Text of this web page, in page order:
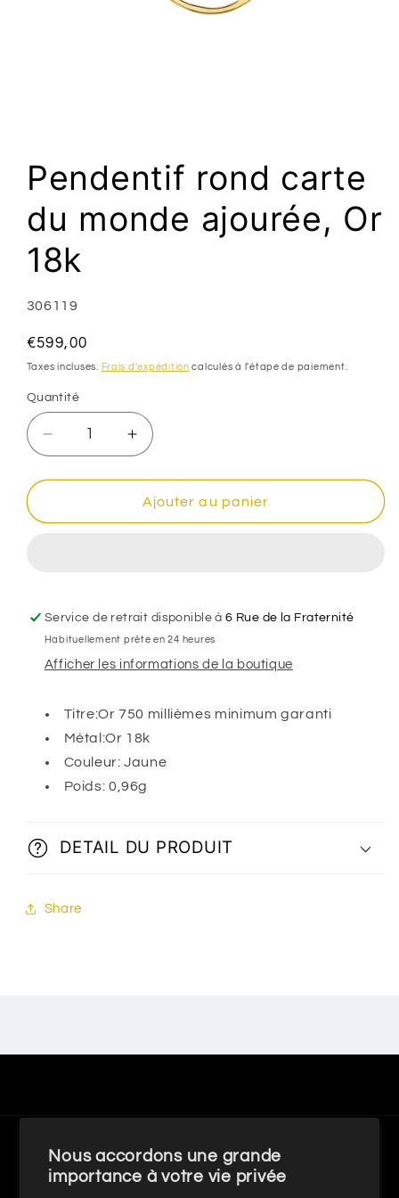
Nous accordons une grande
importance à votre vie privée
1
dans
une
fenêtre
modale
Pendentif rond carte
du monde ajourée, Or
18k
SKU:
306119
Prix
habituel
€599,00
Taxes incluses. Frais d'expédition calculés à l'étape de paiement.
Quantité
Réduire
la
quantité
Pendentif
ajourée,
Or
18k
Augmenter
la
quantité
de
Pendentif
ajourée,
Or
18k
Ajouter au panier
Service de retrait disponible à6 Rue de la Fraternité
Habituellement prête en 24 heures
Afficher les informations de la boutique
Titre:Or 750 millièmes minimum garanti
Métal:Or 18k
Couleur: Jaune
Poids: 0,96g
DETAIL DU PRODUIT
Share
Pays/région